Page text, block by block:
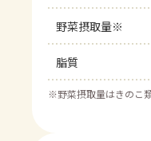
野菜摂取量※
脂質
※野菜摂取量はきのこ